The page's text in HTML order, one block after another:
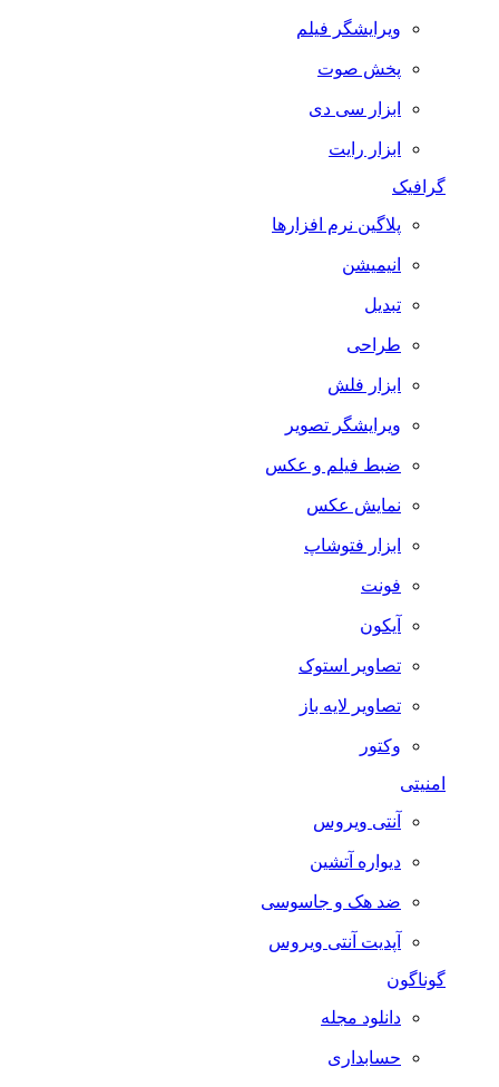
ویرایشگر فیلم
پخش صوت
ابزار سی دی
ابزار رایت
گرافیک
پلاگین نرم افزارها
انیمیشن
تبدیل
طراحی
ابزار فلش
ویرایشگر تصویر
ضبط فيلم و عكس
نمایش عکس
ابزار فتوشاپ
فونت
آیکون
تصاویر استوک
تصاویر لایه باز
وکتور
امنیتی
آنتی ویروس
دیواره آتشین
ضد هک و جاسوسی
آپدیت آنتی ویروس
گوناگون
دانلود مجله
حسابداری